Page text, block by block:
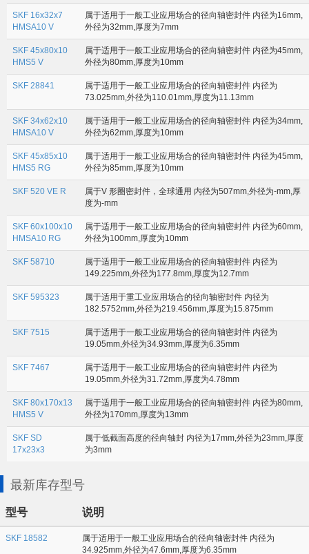
SKF 16x32x7
HMSA10 V
属于适用于一般工业应用场合的径向轴密封件 内径为16mm,
外径为32mm,厚度为7mm
SKF 45x80x10
HMS5 V
属于适用于一般工业应用场合的径向轴密封件 内径为45mm,
外径为80mm,厚度为10mm
SKF 28841
属于适用于一般工业应用场合的径向轴密封件 内径为
73.025mm,外径为110.01mm,厚度为11.13mm
SKF 34x62x10
HMSA10 V
属于适用于一般工业应用场合的径向轴密封件 内径为34mm,
外径为62mm,厚度为10mm
SKF 45x85x10
HMS5 RG
属于适用于一般工业应用场合的径向轴密封件 内径为45mm,
外径为85mm,厚度为10mm
SKF 520 VE R
属于V 形圈密封件，全球通用 内径为507mm,外径为-mm,厚
度为-mm
SKF 60x100x10
HMSA10 RG
属于适用于一般工业应用场合的径向轴密封件 内径为60mm,
外径为100mm,厚度为10mm
SKF 58710
属于适用于一般工业应用场合的径向轴密封件 内径为
149.225mm,外径为177.8mm,厚度为12.7mm
SKF 595323
属于适用于重工业应用场合的径向轴密封件 内径为
182.5752mm,外径为219.456mm,厚度为15.875mm
SKF 7515
属于适用于一般工业应用场合的径向轴密封件 内径为
19.05mm,外径为34.93mm,厚度为6.35mm
SKF 7467
属于适用于一般工业应用场合的径向轴密封件 内径为
19.05mm,外径为31.72mm,厚度为4.78mm
SKF 80x170x13
HMS5 V
属于适用于一般工业应用场合的径向轴密封件 内径为80mm,
外径为170mm,厚度为13mm
SKF SD
17x23x3
属于低截面高度的径向轴封 内径为17mm,外径为23mm,厚度
为3mm
最新库存型号
型号 说明
SKF 18582
属于适用于一般工业应用场合的径向轴密封件 内径为
34.925mm,外径为47.6mm,厚度为6.35mm